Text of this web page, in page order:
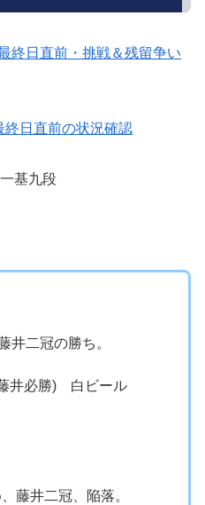
終日直前・挑戦＆残留争い
終日直前の状況確認
基九段
井二冠の勝ち。
井必勝) 白ビール
藤井二冠、陥落。